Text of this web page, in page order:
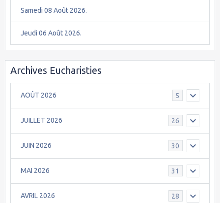
Samedi 08 Août 2026.
Jeudi 06 Août 2026.
Archives Eucharisties
AOÛT 2026 5
JUILLET 2026 26
JUIN 2026 30
MAI 2026 31
AVRIL 2026 28